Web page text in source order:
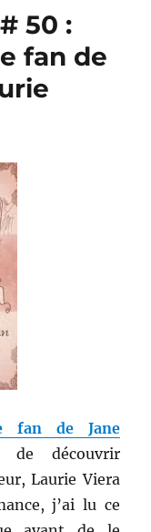
50 :
fan de
fan de Jane
découvrir
Laurie Viera
j’ai lu ce